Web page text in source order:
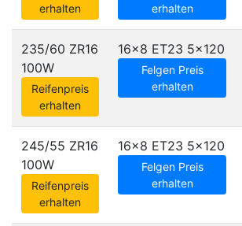
erhalten
erhalten
235/60 ZR16
100W
Reifenpreis
erhalten
16x8 ET23 5x120
Felgen Preis
erhalten
245/55 ZR16
100W
Reifenpreis
erhalten
16x8 ET23 5x120
Felgen Preis
erhalten